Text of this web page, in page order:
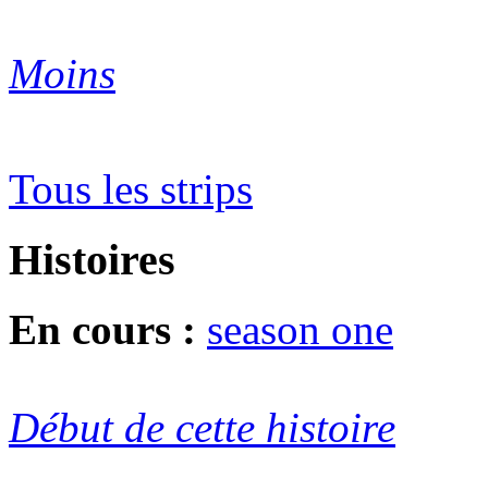
Moins
Tous les strips
Histoires
En cours : season one
Début de cette histoire